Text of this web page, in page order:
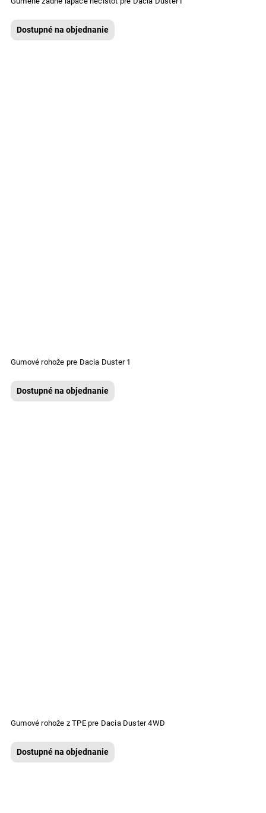
Dostupné na objednanie
Gumové rohože pre Dacia Duster 1
Dostupné na objednanie
Gumové rohože z TPE pre Dacia Duster 4WD
Dostupné na objednanie